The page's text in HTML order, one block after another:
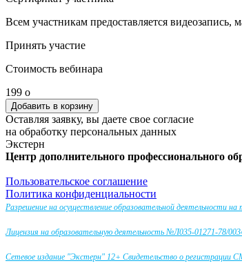
Всем участникам предоставляется
Принять участие
Стоимость вебинара
199 o
Оставляя заявку, вы даете свое согласие
на обработку персональных данных
Экстерн
Центр дополнительного профессионального
Пользовательское соглашение
Политика конфиденциальности
Разрешение на осуществление образовательной деятельности
Лицензия на образовательную деятельность №Л035-01271-78/
Сетевое издание "Экстерн" 12+ Свидетельство о регистрации